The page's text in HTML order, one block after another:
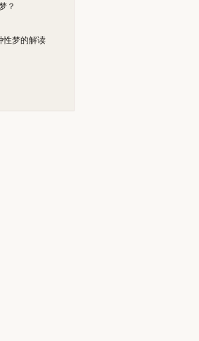
？
性梦的解读